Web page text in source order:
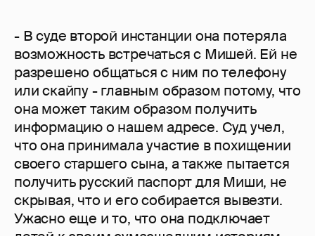
- В суде второй инстанции она потеряла
возможность встречаться с Мишей. Ей не
разрешено общаться с ним по телефону
или скайпу - главным образом потому, что
она может таким образом получить
информацию о нашем адресе. Суд учел,
что она принимала участие в похищении
своего старшего сына, а также пытается
получить русский паспорт для Миши, не
скрывая, что и его собирается вывезти.
Ужасно еще и то, что она подключает